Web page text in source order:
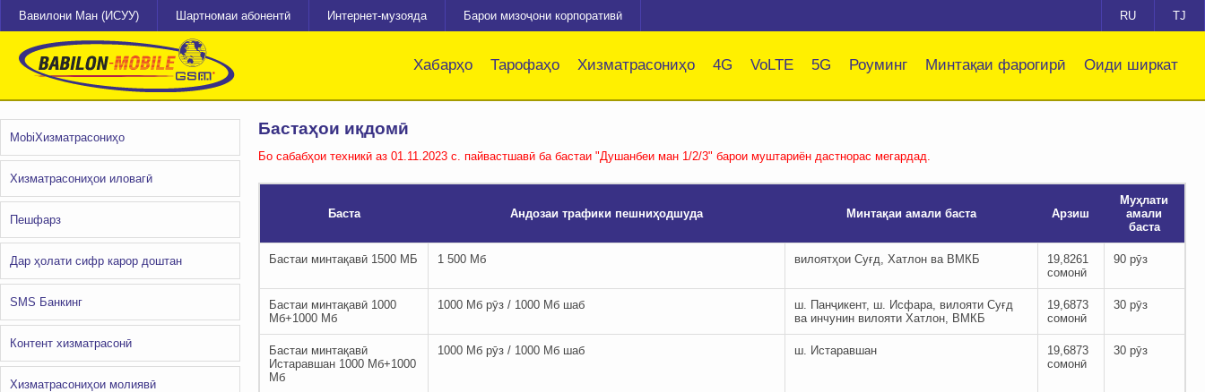
Вавилони Ман (ИСУУ) Шартномаи абонентӣ Интернет-музояда Барои мизоҷони корпоративӣ RU TJ
Хабарҳо Тарофаҳо Хизматрасониҳо 4G VoLTE 5G Роуминг Минтақаи фарогирӣ Оиди ширкат
MobiХизматрасониҳо
Хизматрасониҳои иловагӣ
Пешфарз
Дар ҳолати сифр карор доштан
SMS Банкинг
Контент хизматрасонӣ
Хизматрасониҳои молиявӣ
Бастаҳои иқдомӣ
Бо сабабҳои техникӣ аз 01.11.2023 с. пайвастшавӣ ба бастаи "Душанбеи ман 1/2/3" барои муштариён дастнорас мегардад.
Баста Андозаи трафики пешниҳодшуда Минтақаи амали баста Арзиш
Муҳлати
амали
баста
Бастаи минтақавӣ 1500 МБ 1 500 Мб вилоятҳои Суғд, Хатлон ва ВМКБ
19,8261
сомонӣ
90 рӯз
Бастаи минтақавӣ 1000
Мб+1000 Мб
1000 Мб рӯз / 1000 Мб шаб
ш. Панҷикент, ш. Исфара, вилояти Суғд
ва инчунин вилояти Хатлон, ВМКБ
19,6873
сомонӣ
30 рӯз
Бастаи минтақавӣ
Истаравшан 1000 Мб+1000
Мб
1000 Мб рӯз / 1000 Мб шаб ш. Истаравшан
19,6873
сомонӣ
30 рӯз